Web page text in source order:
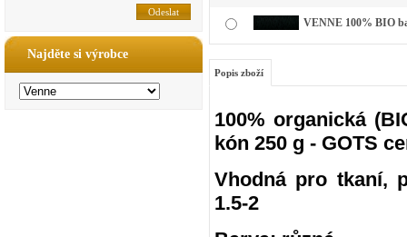
Najděte si výrobce
VENNE 100% BIO
Popis zboží
100% organická
kón 250 g - GOTS
Vhodná pro tkaní,
1.5-2